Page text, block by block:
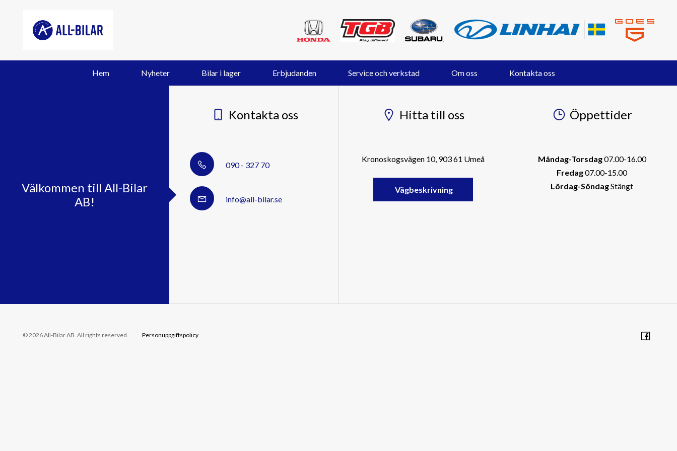
Hem Nyheter Bilar i lager Erbjudanden Service och verkstad Om oss Kontakta oss
Välkommen till All-Bilar
AB!
Kontakta oss
090 - 327 70
info@all-bilar.se
Hitta till oss
Kronoskogsvägen 10, 903 61 Umeå
Vägbeskrivning
Öppettider
Måndag-Torsdag07.00-16.00
Fredag07.00-15.00
Lördag-SöndagStängt
© 2026 All-Bilar AB. All rights reserved. Personuppgiftspolicy